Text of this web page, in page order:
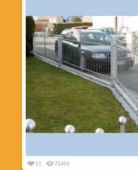
13 75459